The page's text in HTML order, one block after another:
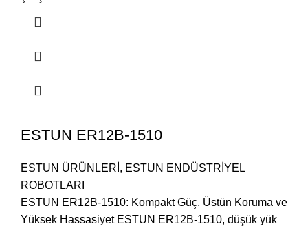
ESTUN ER12B-1510
ESTUN ÜRÜNLERİ , ESTUN ENDÜSTRİYEL
ROBOTLARI
ESTUN ER12B-1510: Kompakt Güç, Üstün Koruma ve
Yüksek Hassasiyet ESTUN ER12B-1510, düşük yük